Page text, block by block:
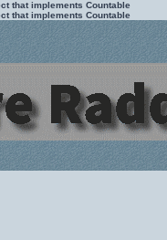
that implements Countable
that implements Countable